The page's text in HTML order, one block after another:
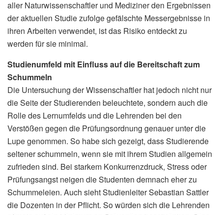
aller Naturwissenschaftler und Mediziner den Ergebnissen
der aktuellen Studie zufolge gefälschte Messergebnisse in
ihren Arbeiten verwendet, ist das Risiko entdeckt zu
werden für sie minimal.
Studienumfeld mit Einfluss auf die Bereitschaft zum
Schummeln
Die Untersuchung der Wissenschaftler hat jedoch nicht nur
die Seite der Studierenden beleuchtete, sondern auch die
Rolle des Lernumfelds und die Lehrenden bei den
Verstößen gegen die Prüfungsordnung genauer unter die
Lupe genommen. So habe sich gezeigt, dass Studierende
seltener schummeln, wenn sie mit ihrem Studien allgemein
zufrieden sind. Bei starkem Konkurrenzdruck, Stress oder
Prüfungsangst neigen die Studenten demnach eher zu
Schummeleien. Auch sieht Studienleiter Sebastian Sattler
die Dozenten in der Pflicht. So würden sich die Lehrenden